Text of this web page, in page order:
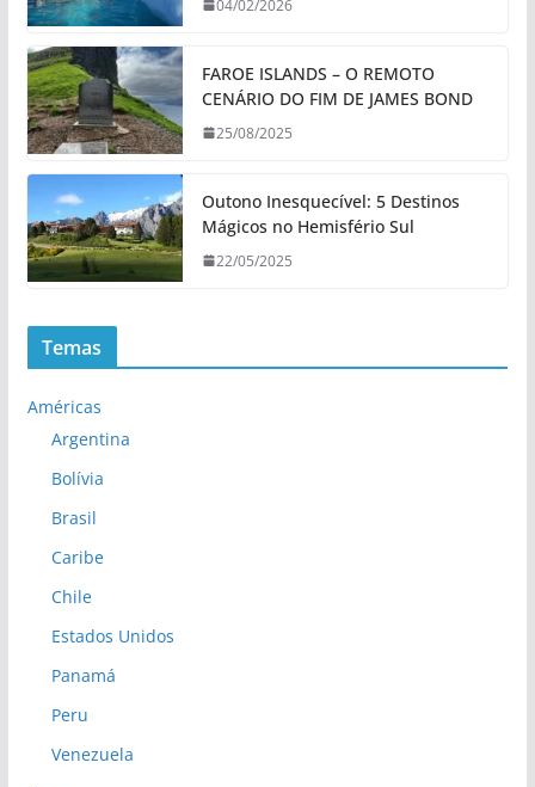
04/02/2026
FAROE ISLANDS – O REMOTO
CENÁRIO DO FIM DE JAMES BOND
25/08/2025
Outono Inesquecível: 5 Destinos
Mágicos no Hemisfério Sul
22/05/2025
Temas
Américas
Argentina
Bolívia
Brasil
Caribe
Chile
Estados Unidos
Panamá
Peru
Venezuela